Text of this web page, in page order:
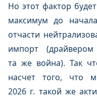
Но этот фактор
максимум до
отчасти
импорт
та же война). Так
насчет того, что
2026 г. такой же